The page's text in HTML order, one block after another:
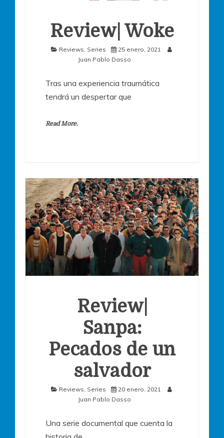
Review| Woke
Reviews, Series
25 enero, 2021
Juan Pablo Dasso
Tras una experiencia traumática
tendrá un despertar que
Read More.
Review|
Sanpa:
Pecados de un
salvador
Reviews Series
20 enero, 2021
Juan Pablo Dasso
Una serie documental que cuenta la